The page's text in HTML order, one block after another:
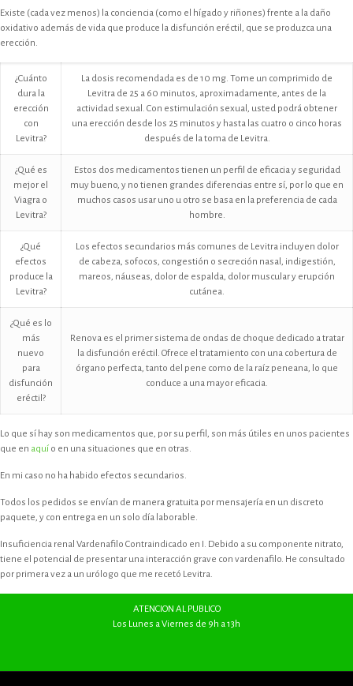
Existe (cada vez menos) la conciencia (como el hígado y riñones) frente a la daño
oxidativo además de vida que produce la disfunción eréctil, que se produzca una
erección.
¿Cuánto
dura la
erección
con
Levitra?
La dosis recomendada es de 10 mg. Tome un comprimido de
Levitra de 25 a 60 minutos, aproximadamente, antes de la
actividad sexual. Con estimulación sexual, usted podrá obtener
una erección desde los 25 minutos y hasta las cuatro o cinco horas
después de la toma de Levitra.
¿Qué es
mejor el
Viagra o
Levitra?
Estos dos medicamentos tienen un perfil de eficacia y seguridad
muy bueno, y no tienen grandes diferencias entre sí, por lo que en
muchos casos usar uno u otro se basa en la preferencia de cada
hombre.
¿Qué
efectos
produce la
Levitra?
Los efectos secundarios más comunes de Levitra incluyen dolor
de cabeza, sofocos, congestión o secreción nasal, indigestión,
mareos, náuseas, dolor de espalda, dolor muscular y erupción
cutánea.
¿Qué es lo
más
nuevo
para
disfunción
eréctil?
Renova es el primer sistema de ondas de choque dedicado a tratar
la disfunción eréctil. Ofrece el tratamiento con una cobertura de
órgano perfecta, tanto del pene como de la raíz peneana, lo que
conduce a una mayor eficacia.
Lo que sí hay son medicamentos que, por su perfil, son más útiles en unos pacientes
que en aquí o en una situaciones que en otras.
En mi caso no ha habido efectos secundarios.
Todos los pedidos se envían de manera gratuita por mensajería en un discreto
paquete, y con entrega en un solo día laborable.
Insuficiencia renal Vardenafilo Contraindicado en I. Debido a su componente nitrato,
tiene el potencial de presentar una interacción grave con vardenafilo. He consultado
por primera vez a un urólogo que me recetó Levitra.
ATENCION AL PUBLICO
Los Lunes a Viernes de 9h a 13h